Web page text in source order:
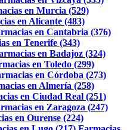
en Murcia (529)
en Alicante (483)
en Cantabria (376)
en Tenerife (343)
en Badajoz (324)
en Toledo (299)
en Córdoba (273)
en Almería (258)
en Ciudad Real (251)
en Zaragoza (247)
en Ourense (224)